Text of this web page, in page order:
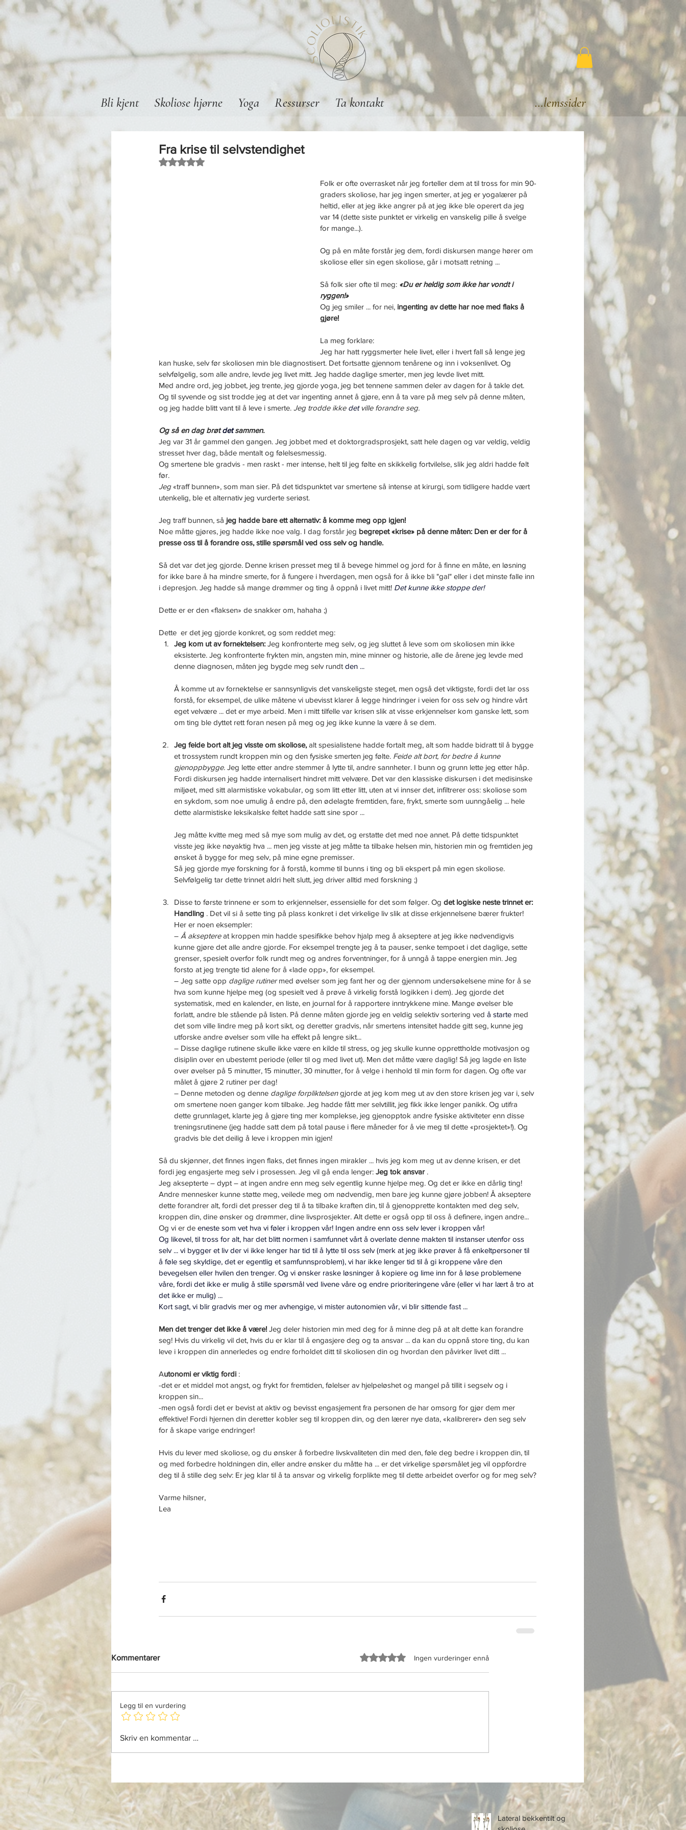
Bli kjent Skoliose hjørne Yoga Ressurser Ta kontakt Medlemssider
Fra krise til selvstendighet
Gitt NaN av 5 stjerner.
Folk er ofte overrasket når jeg forteller dem at til tross for min 90-
graders skoliose, har jeg ingen smerter, at jeg er yogalærer på
heltid, eller at jeg ikke angrer på at jeg ikke ble operert da jeg
var 14 (dette siste punktet er virkelig en vanskelig pille å svelge
for mange...).
Og på en måte forstår jeg dem, fordi diskursen mange hører om
skoliose eller sin egen skoliose, går i motsatt retning ...
Så folk sier ofte til meg: «Du er heldig som ikke har vondt i
ryggen!»
Og jeg smiler ... for nei, ingenting av dette har noe med flaks å
gjøre!
La meg forklare:
Jeg har hatt ryggsmerter hele livet, eller i hvert fall så lenge jeg
kan huske, selv før skoliosen min ble diagnostisert. Det fortsatte gjennom tenårene og inn i voksenlivet. Og
selvfølgelig, som alle andre, levde jeg livet mitt. Jeg hadde daglige smerter, men jeg levde livet mitt.
Med andre ord, jeg jobbet, jeg trente, jeg gjorde yoga, jeg bet tennene sammen deler av dagen for å takle det.
Og til syvende og sist trodde jeg at det var ingenting annet å gjøre, enn å ta vare på meg selv på denne måten,
og jeg hadde blitt vant til å leve i smerte. Jeg trodde ikke det ville forandre seg.
Og så en dag brøt det sammen.
Jeg var 31 år gammel den gangen. Jeg jobbet med et doktorgradsprosjekt, satt hele dagen og var veldig, veldig
stresset hver dag, både mentalt og følelsesmessig.
Og smertene ble gradvis - men raskt - mer intense, helt til jeg følte en skikkelig fortvilelse, slik jeg aldri hadde følt
før.
Jeg «traff bunnen», som man sier. På det tidspunktet var smertene så intense at kirurgi, som tidligere hadde vært
utenkelig, ble et alternativ jeg vurderte seriøst.
Jeg traff bunnen, så jeg hadde bare ett alternativ: å komme meg opp igjen!
Noe måtte gjøres, jeg hadde ikke noe valg. I dag forstår jeg begrepet «krise» på denne måten: Den er der for å
presse oss til å forandre oss, stille spørsmål ved oss selv og handle.
Så det var det jeg gjorde. Denne krisen presset meg til å bevege himmel og jord for å finne en måte, en løsning
for ikke bare å ha mindre smerte, for å fungere i hverdagen, men også for å ikke bli "gal" eller i det minste falle inn
i depresjon. Jeg hadde så mange drømmer og ting å oppnå i livet mitt! Det kunne ikke stoppe der!
Dette er er den «flaksen» de snakker om, hahaha ;)
Dette  er det jeg gjorde konkret, og som reddet meg:
Jeg kom ut av fornektelsen: Jeg konfronterte meg selv, og jeg sluttet å leve som om skoliosen min ikke
eksisterte. Jeg konfronterte frykten min, angsten min, mine minner og historie, alle de årene jeg levde med
denne diagnosen, måten jeg bygde meg selv rundt den ...
Å komme ut av fornektelse er sannsynligvis det vanskeligste steget, men også det viktigste, fordi det lar oss
forstå, for eksempel, de ulike måtene vi ubevisst klarer å legge hindringer i veien for oss selv og hindre vårt
eget velvære ... det er mye arbeid. Men i mitt tilfelle var krisen slik at visse erkjennelser kom ganske lett, som
om ting ble dyttet rett foran nesen på meg og jeg ikke kunne la være å se dem.
Jeg feide bort alt jeg visste om skoliose, alt spesialistene hadde fortalt meg, alt som hadde bidratt til å bygge
et trossystem rundt kroppen min og den fysiske smerten jeg følte. Feide alt bort, for bedre å kunne
gjenoppbygge. Jeg lette etter andre stemmer å lytte til, andre sannheter. I bunn og grunn lette jeg etter håp.
Fordi diskursen jeg hadde internalisert hindret mitt velvære. Det var den klassiske diskursen i det medisinske
miljøet, med sitt alarmistiske vokabular, og som litt etter litt, uten at vi innser det, infiltrerer oss: skoliose som
en sykdom, som noe umulig å endre på, den ødelagte fremtiden, fare, frykt, smerte som uunngåelig ... hele
dette alarmistiske leksikalske feltet hadde satt sine spor ...
Jeg måtte kvitte meg med så mye som mulig av det, og erstatte det med noe annet. På dette tidspunktet
visste jeg ikke nøyaktig hva ... men jeg visste at jeg måtte ta tilbake helsen min, historien min og fremtiden jeg
ønsket å bygge for meg selv, på mine egne premisser.
Så jeg gjorde mye forskning for å forstå, komme til bunns i ting og bli ekspert på min egen skoliose.
Selvfølgelig tar dette trinnet aldri helt slutt, jeg driver alltid med forskning ;)
Disse to første trinnene er som to erkjennelser, essensielle for det som følger. Og det logiske neste trinnet er:
Handling . Det vil si å sette ting på plass konkret i det virkelige liv slik at disse erkjennelsene bærer frukter!
Her er noen eksempler:
– Å akseptere at kroppen min hadde spesifikke behov hjalp meg å akseptere at jeg ikke nødvendigvis
kunne gjøre det alle andre gjorde. For eksempel trengte jeg å ta pauser, senke tempoet i det daglige, sette
grenser, spesielt overfor folk rundt meg og andres forventninger, for å unngå å tappe energien min. Jeg
forsto at jeg trengte tid alene for å «lade opp», for eksempel.
– Jeg satte opp daglige rutiner med øvelser som jeg fant her og der gjennom undersøkelsene mine for å se
hva som kunne hjelpe meg (og spesielt ved å prøve å virkelig forstå logikken i dem). Jeg gjorde det
systematisk, med en kalender, en liste, en journal for å rapportere inntrykkene mine. Mange øvelser ble
forlatt, andre ble stående på listen. På denne måten gjorde jeg en veldig selektiv sortering ved å starte med
det som ville lindre meg på kort sikt, og deretter gradvis, når smertens intensitet hadde gitt seg, kunne jeg
utforske andre øvelser som ville ha effekt på lengre sikt...
– Disse daglige rutinene skulle ikke være en kilde til stress, og jeg skulle kunne opprettholde motivasjon og
disiplin over en ubestemt periode (eller til og med livet ut). Men det måtte være daglig! Så jeg lagde en liste
over øvelser på 5 minutter, 15 minutter, 30 minutter, for å velge i henhold til min form for dagen. Og ofte var
målet å gjøre 2 rutiner per dag!
– Denne metoden og denne daglige forpliktelsen gjorde at jeg kom meg ut av den store krisen jeg var i, selv
om smertene noen ganger kom tilbake. Jeg hadde fått mer selvtillit, jeg fikk ikke lenger panikk. Og utifra
dette grunnlaget, klarte jeg å gjøre ting mer komplekse, jeg gjenopptok andre fysiske aktiviteter enn disse
treningsrutinene (jeg hadde satt dem på total pause i flere måneder for å vie meg til dette «prosjektet»!). Og
gradvis ble det deilig å leve i kroppen min igjen!
Så du skjønner, det finnes ingen flaks, det finnes ingen mirakler ... hvis jeg kom meg ut av denne krisen, er det
fordi jeg engasjerte meg selv i prosessen. Jeg vil gå enda lenger: Jeg tok ansvar .
Jeg aksepterte – dypt – at ingen andre enn meg selv egentlig kunne hjelpe meg. Og det er ikke en dårlig ting!
Andre mennesker kunne støtte meg, veilede meg om nødvendig, men bare jeg kunne gjøre jobben! Å akseptere
dette forandrer alt, fordi det presser deg til å ta tilbake kraften din, til å gjenopprette kontakten med deg selv,
kroppen din, dine ønsker og drømmer, dine livsprosjekter. Alt dette er også opp til oss å definere, ingen andre...
Og vi er de eneste som vet hva vi føler i kroppen vår! Ingen andre enn oss selv lever i kroppen vår!
Og likevel, til tross for alt, har det blitt normen i samfunnet vårt å overlate denne makten til instanser utenfor oss
selv ... vi bygger et liv der vi ikke lenger har tid til å lytte til oss selv (merk at jeg ikke prøver å få enkeltpersoner til
å føle seg skyldige, det er egentlig et samfunnsproblem), vi har ikke lenger tid til å gi kroppene våre den
bevegelsen eller hvilen den trenger. Og vi ønsker raske løsninger å kopiere og lime inn for å løse problemene
våre, fordi det ikke er mulig å stille spørsmål ved livene våre og endre prioriteringene våre (eller vi har lært å tro at
det ikke er mulig) ...
Kort sagt, vi blir gradvis mer og mer avhengige, vi mister autonomien vår, vi blir sittende fast ...
Men det trenger det ikke å være! Jeg deler historien min med deg for å minne deg på at alt dette kan forandre
seg! Hvis du virkelig vil det, hvis du er klar til å engasjere deg og ta ansvar ... da kan du oppnå store ting, du kan
leve i kroppen din annerledes og endre forholdet ditt til skoliosen din og hvordan den påvirker livet ditt ...
Autonomi er viktig fordi :
-det er et middel mot angst, og frykt for fremtiden, følelser av hjelpeløshet og mangel på tillit i segselv og i
kroppen sin...
-men også fordi det er bevist at aktiv og bevisst engasjement fra personen de har omsorg for gjør dem mer
effektive! Fordi hjernen din deretter kobler seg til kroppen din, og den lærer nye data, «kalibrerer» den seg selv
for å skape varige endringer!
Hvis du lever med skoliose, og du ønsker å forbedre livskvaliteten din med den, føle deg bedre i kroppen din, til
og med forbedre holdningen din, eller andre ønsker du måtte ha ... er det virkelige spørsmålet jeg vil oppfordre
deg til å stille deg selv: Er jeg klar til å ta ansvar og virkelig forplikte meg til dette arbeidet overfor og for meg selv?
Varme hilsner,
Lea
Kommentarer Gitt 0 av 5 stjerner.Ingen vurderinger ennå
Legg til en vurdering
Skriv en kommentar …
Lateral bekkentilt og